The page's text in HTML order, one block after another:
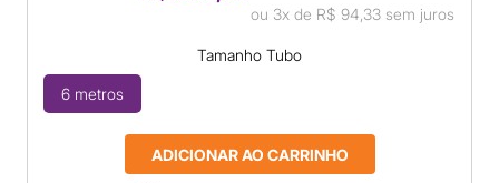
ou 3x de R$ 94,33sem juros
Tamanho Tubo
6 metros
ADICIONAR AO CARRINHO